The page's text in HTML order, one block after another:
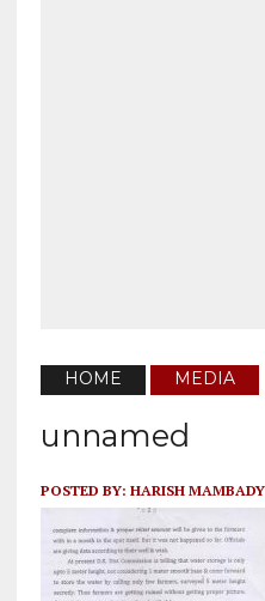
HOME MEDIA
unnamed
POSTED BY: HARISH MAMBADY